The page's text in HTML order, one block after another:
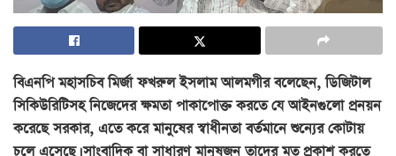
বিএনপি মহাসচিব মির্জা ফখরুল ইসলাম আলমগীর বলেছেন, ডিজিটাল
সিকিউরিটিসহ নিজেদের ক্ষমতা পাকাপোক্ত করতে যে আইনগুলো প্রনয়ন
করেছে সরকার, এতে করে মানুষের স্বাধীনতা বর্তমানে শুন্যের কোটায়